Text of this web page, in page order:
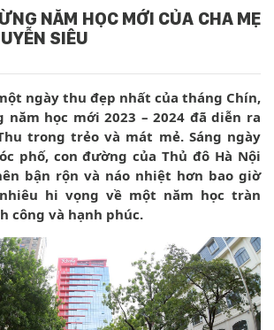
NĂM HỌC MỚI CỦA CHA MẸ
SIÊU
ngày thu đẹp nhất của tháng Chín,
năm học mới 2023 – 2024 đã diễn ra
trong trẻo và mát mẻ. Sáng ngày
phố, con đường của Thủ đô Hà Nội
bận rộn và náo nhiệt hơn bao giờ
hi vọng về một năm học tràn
công và hạnh phúc.